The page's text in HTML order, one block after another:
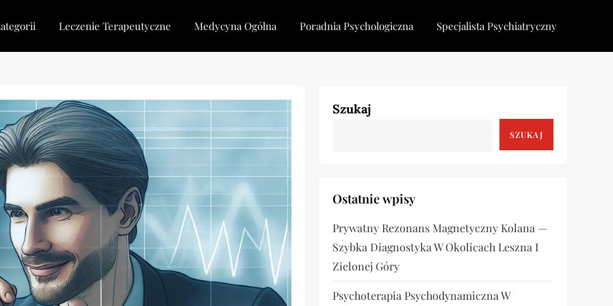
Leczenie Terapeutyczne Medycyna Ogólna Poradnia Psychologiczna Specjalista Psychiatryczny
Szukaj
SZUKAJ
Ostatnie wpisy
Prywatny Rezonans Magnetyczny Kolana —
Szybka Diagnostyka W Okolicach Leszna I
Zielonej Góry
Psychoterapia Psychodynamiczna W